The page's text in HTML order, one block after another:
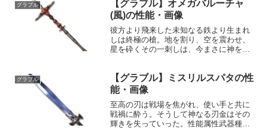
堂々と振る舞い、宿命のライバルを追い
かける。プロフィール年齢：...
グラブル
【グラブル】オメガバルーチャ
(風)の性能・画像
彼方より飛来した未知なる鉄より生まれ
しは終極の槍。地を割り、空を震わせ、
星を砕くその一刺しは、今まさに神をも
風属性6.5倍ダメージ〔減衰値1,685,00...
グラブル
【グラブル】ミスリルスパタの性
能・画像
至高の刃は戦場を焦がれ、使い手と共に
戦禍に酔う。そうして神なる刃金はその
輝きを失っていった。性能属性武器種解